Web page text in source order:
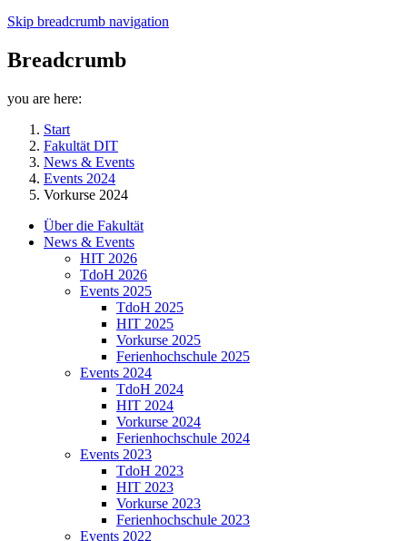
Skip breadcrumb navigation
Breadcrumb
you are here:
Start
Fakultät DIT
News & Events
Events 2024
Vorkurse 2024
Über die Fakultät
News & Events
HIT 2026
TdoH 2026
Events 2025
TdoH 2025
HIT 2025
Vorkurse 2025
Ferienhochschule 2025
Events 2024
TdoH 2024
HIT 2024
Vorkurse 2024
Ferienhochschule 2024
Events 2023
TdoH 2023
HIT 2023
Vorkurse 2023
Ferienhochschule 2023
Events 2022